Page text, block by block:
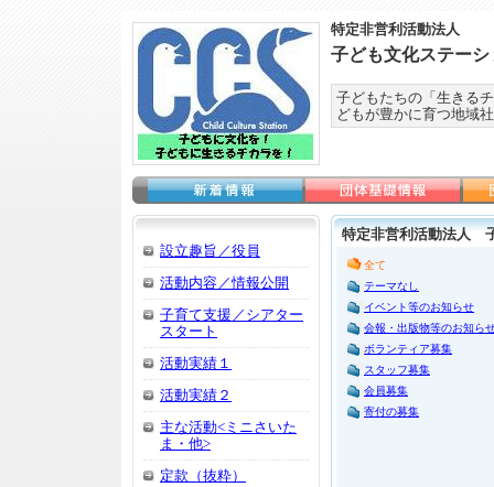
特定非営利活動法人
子ども文化ステーシ
子どもたちの「生きる
どもが豊かに育つ地域
設立趣旨／役員
活動内容／情報公開
子育て支援／シアター
スタート
活動実績１
活動実績２
主な活動<ミニさいた
ま・他>
定款（抜粋）
特定非営利活動法人
全て
テーマなし
イベント等のお知らせ
会報・出版物等のお知ら
ボランティア募集
スタッフ募集
会員募集
寄付の募集